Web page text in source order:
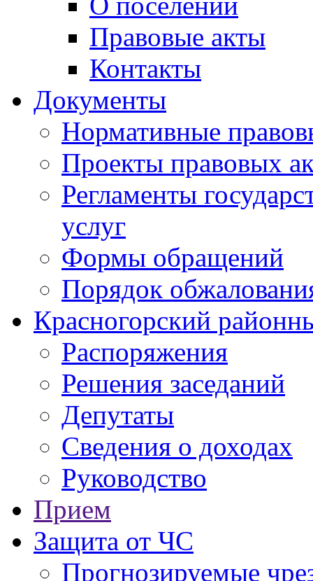
Правовые акты
Контакты
Документы
Нормативные
Проекты правовых
Регламенты
услуг
Формы обращений
Порядок
Красногорский
Распоряжения
Решения заседаний
Депутаты
Сведения о доходах
Руководство
Прием
Защита от ЧС
Прогнозируемые